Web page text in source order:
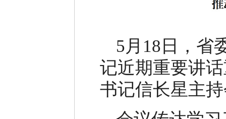
5月18日，省
记近期重要讲
书记信长星主